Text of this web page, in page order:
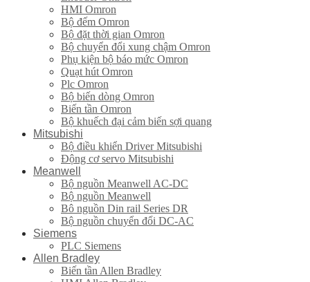
HMI Omron
Bộ đếm Omron
Bộ đặt thời gian Omron
Bộ chuyển đổi xung chậm Omron
Phụ kiện bộ báo mức Omron
Quạt hút Omron
Plc Omron
Bộ biến dòng Omron
Biến tần Omron
Bộ khuếch đại cảm biến sợi quang
Mitsubishi
Bộ điều khiển Driver Mitsubishi
Động cơ servo Mitsubishi
Meanwell
Bộ nguồn Meanwell AC-DC
Bộ nguồn Meanwell
Bô nguồn Din rail Series DR
Bộ nguồn chuyển đổi DC-AC
Siemens
PLC Siemens
Allen Bradley
Biến tần Allen Bradley